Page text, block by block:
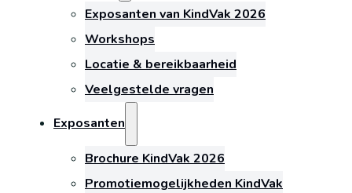
Exposanten van KindVak 2026
Workshops
Locatie & bereikbaarheid
Veelgestelde vragen
Exposanten
Brochure KindVak 2026
Promotiemogelijkheden KindVak